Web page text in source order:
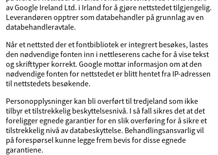
av Google Ireland Ltd. i Irland for å gjøre nettstedet tilgjengelig.
Leverandøren opptrer som databehandler på grunnlag av en
databehandleravtale.
Når et nettsted der et fontbibliotek er integrert besøkes, lastes
den nødvendige fonten inn i nettleserens cache for å vise tekst
og skrifttyper korrekt. Google mottar informasjon om at den
nødvendige fonten for nettstedet er blitt hentet fra IP-adressen
til nettstedets besøkende.
Personopplysninger kan bli overført til tredjeland som ikke
tilbyr et tilstrekkelig beskyttelsesnivå. I så fall sikres det at det
foreligger egnede garantier for en slik overføring for å sikre et
tilstrekkelig nivå av databeskyttelse. Behandlingsansvarlig vil
på forespørsel kunne legge frem bevis for disse egnede
garantiene.